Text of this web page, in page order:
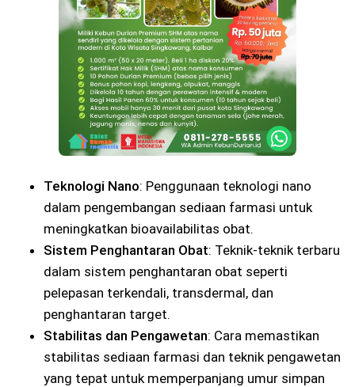
Teknologi Nano: Penggunaan teknologi nano
dalam pengembangan sediaan farmasi untuk
meningkatkan bioavailabilitas obat.
Sistem Penghantaran Obat: Teknik-teknik terbaru
dalam sistem penghantaran obat seperti
pelepasan terkendali, transdermal, dan
penghantaran target.
Stabilitas dan Pengawetan: Cara memastikan
stabilitas sediaan farmasi dan teknik pengawetan
yang tepat untuk memperpanjang umur simpan